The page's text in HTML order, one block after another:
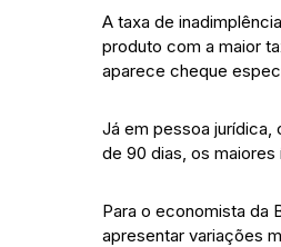
A taxa de
produto com a maior
aparece cheque
Já em pessoa jurídica,
de 90 dias, os
Para o economista da
apresentar variações